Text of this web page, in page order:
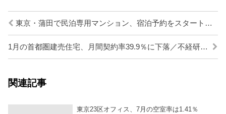
東京・蒲田で民泊専用マンション、宿泊予約をスタート／京王電鉄
1月の首都圏建売住宅、月間契約率39.9％に下落／不経研調査
関連記事
東京23区オフィス、7月の空室率は1.41％